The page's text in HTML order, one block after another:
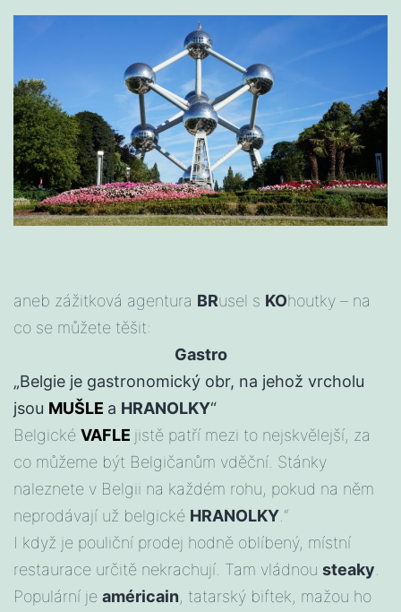
aneb zážitková agentura BRusel s KOhoutky – na
co se můžete těšit:
Gastro
„Belgie je gastronomický obr, na jehož vrcholu
jsou MUŠLE a HRANOLKY“
Belgické VAFLE jistě patří mezi to nejskvělejší, za
co můžeme být Belgičanům vděční. Stánky
naleznete v Belgii na každém rohu, pokud na něm
neprodávají už belgické HRANOLKY .“
I když je pouliční prodej hodně oblíbený, místní
restaurace určitě nekrachují. Tam vládnou steaky
Populární je américain, tatarský biftek, mažou ho